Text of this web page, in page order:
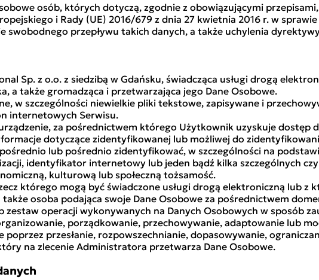
osób, których dotyczą, zgodnie z obowiązującymi
i Rady (UE) 2016/679 z dnia 27 kwietnia 2016 r. w
swobodnego przepływu takich danych, a także uchylenia
Sp. z o.o. z siedzibą w Gdańsku, świadcząca usługi drogą
a także gromadząca i przetwarzająca jego Dane Osobowe.
w szczególności niewielkie pliki tekstowe, zapisywane i
internetowych Serwisu.
za pośrednictwem którego Użytkownik uzyskuje dostęp
dotyczące zidentyfikowanej lub możliwej do
lub pośrednio zidentyfikować, w szczególności na
identyfikator internetowy lub jeden bądź kilka szczególnych
kulturową lub społeczną tożsamość.
którego mogą być świadczone usługi drogą elektroniczną lub z
osoba podająca swoje Dane Osobowe za pośrednictwem
zestaw operacji wykonywanych na Danych Osobowych w sposób
porządkowanie, przechowywanie, adaptowanie lub
przesłanie, rozpowszechnianie, dopasowywanie,
na zlecenie Administratora przetwarza Dane Osobowe.